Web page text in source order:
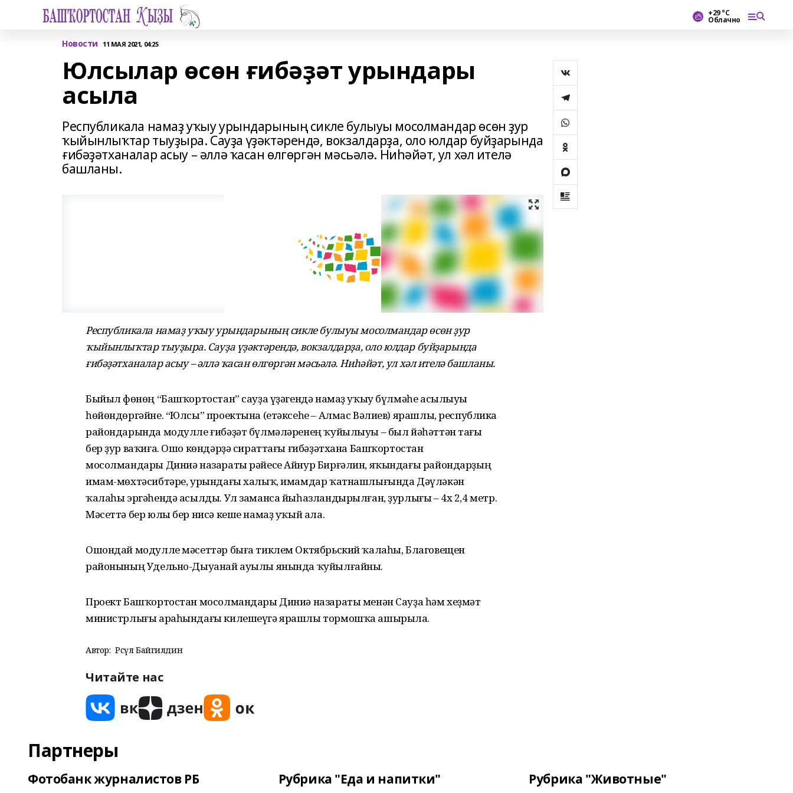
+29 °С
Облачно
Новости 11 МАЯ 2021, 04:25
Юлсылар өсөн ғибәҙәт урындары
асыла
Республикала намаҙ уҡыу урындарының сикле булыуы мосолмандар өсөн ҙур
ҡыйынлыҡтар тыуҙыра. Сауҙа үҙәктәрендә, вокзалдарҙа, оло юлдар буйҙарында
ғибәҙәтханалар асыу – әллә ҡасан өлгөргән мәсьәлә. Ниһәйәт, ул хәл ителә
башланы.
Республикала намаҙ уҡыу урындарының сикле булыуы мосолмандар өсөн ҙур
ҡыйынлыҡтар тыуҙыра. Сауҙа үҙәктәрендә, вокзалдарҙа, оло юлдар буйҙарында
ғибәҙәтханалар асыу – әллә ҡасан өлгөргән мәсьәлә. Ниһәйәт, ул хәл ителә башланы.
Быйыл Өфөнөң “Башҡортостан” сауҙа үҙәгендә намаҙ уҡыу бүлмәһе асылыуы
һөйөндөргәйне. “Юлсы” проектына (етәксеһе – Алмас Вәлиев) ярашлы, республика
райондарында модулле ғибәҙәт бүлмәләренең ҡуйылыуы – был йәһәттән тағы
бер ҙур ваҡиға. Ошо көндәрҙә сираттағы ғибәҙәтхана Башҡортостан
мосолмандары Диниә назараты рәйесе Айнур Бирғәлин, яҡындағы райондарҙың
имам-мөхтәсибтәре, урындағы халыҡ, имамдар ҡатнашлығында Дәүләкән
ҡалаһы эргәһендә асылды. Ул заманса йыһазландырылған, ҙурлығы – 4х 2,4 метр.
Мәсеттә бер юлы бер нисә кеше намаҙ уҡый ала.
Ошондай модулле мәсеттәр быға тиклем Октябрьский ҡалаһы, Благовещен
районының Удельно-Дыуанай ауылы янында ҡуйылғайны.
Проект Башҡортостан мосолмандары Диниә назараты менән Сауҙа һәм хеҙмәт
министрлығы араһындағы килешеүгә ярашлы тормошҡа ашырыла.
Автор: Рәсүл Байгилдин
Читайте нас
Партнеры
Фотобанк журналистов РБ Рубрика "Еда и напитки" Рубрика "Животные"